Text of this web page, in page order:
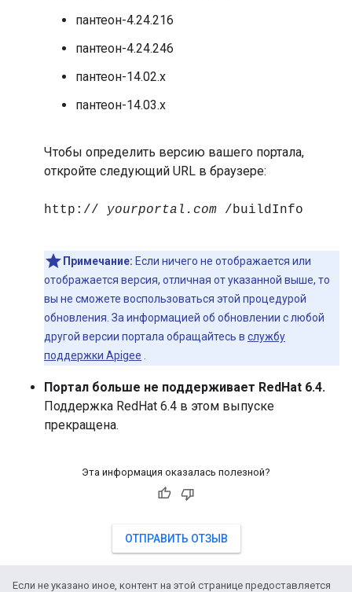
пантеон-4.24.216
пантеон-4.24.246
пантеон-14.02.x
пантеон-14.03.x
Чтобы определить версию вашего портала,
откройте следующий URL в браузере:
http:// yourportal.com /buildInfo
Примечание: Если ничего не отображается или
отображается версия, отличная от указанной выше, то
вы не сможете воспользоваться этой процедурой
обновления. За информацией об обновлении с любой
другой версии портала обращайтесь в службу
поддержки Apigee
Портал больше не поддерживает RedHat 6.4.
Поддержка RedHat 6.4 в этом выпуске
прекращена.
Эта информация оказалась полезной?
ОТПРАВИТЬ ОТЗЫВ
Если не указано иное, контент на этой странице предоставляется